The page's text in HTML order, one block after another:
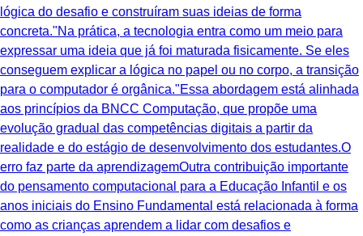
lógica do desafio e construíram suas ideias de forma
concreta."Na prática, a tecnologia entra como um meio para
expressar uma ideia que já foi maturada fisicamente. Se eles
conseguem explicar a lógica no papel ou no corpo, a transição
para o computador é orgânica."Essa abordagem está alinhada
aos princípios da BNCC Computação, que propõe uma
evolução gradual das competências digitais a partir da
realidade e do estágio de desenvolvimento dos estudantes.O
erro faz parte da aprendizagemOutra contribuição importante
do pensamento computacional para a Educação Infantil e os
anos iniciais do Ensino Fundamental está relacionada à forma
como as crianças aprendem a lidar com desafios e